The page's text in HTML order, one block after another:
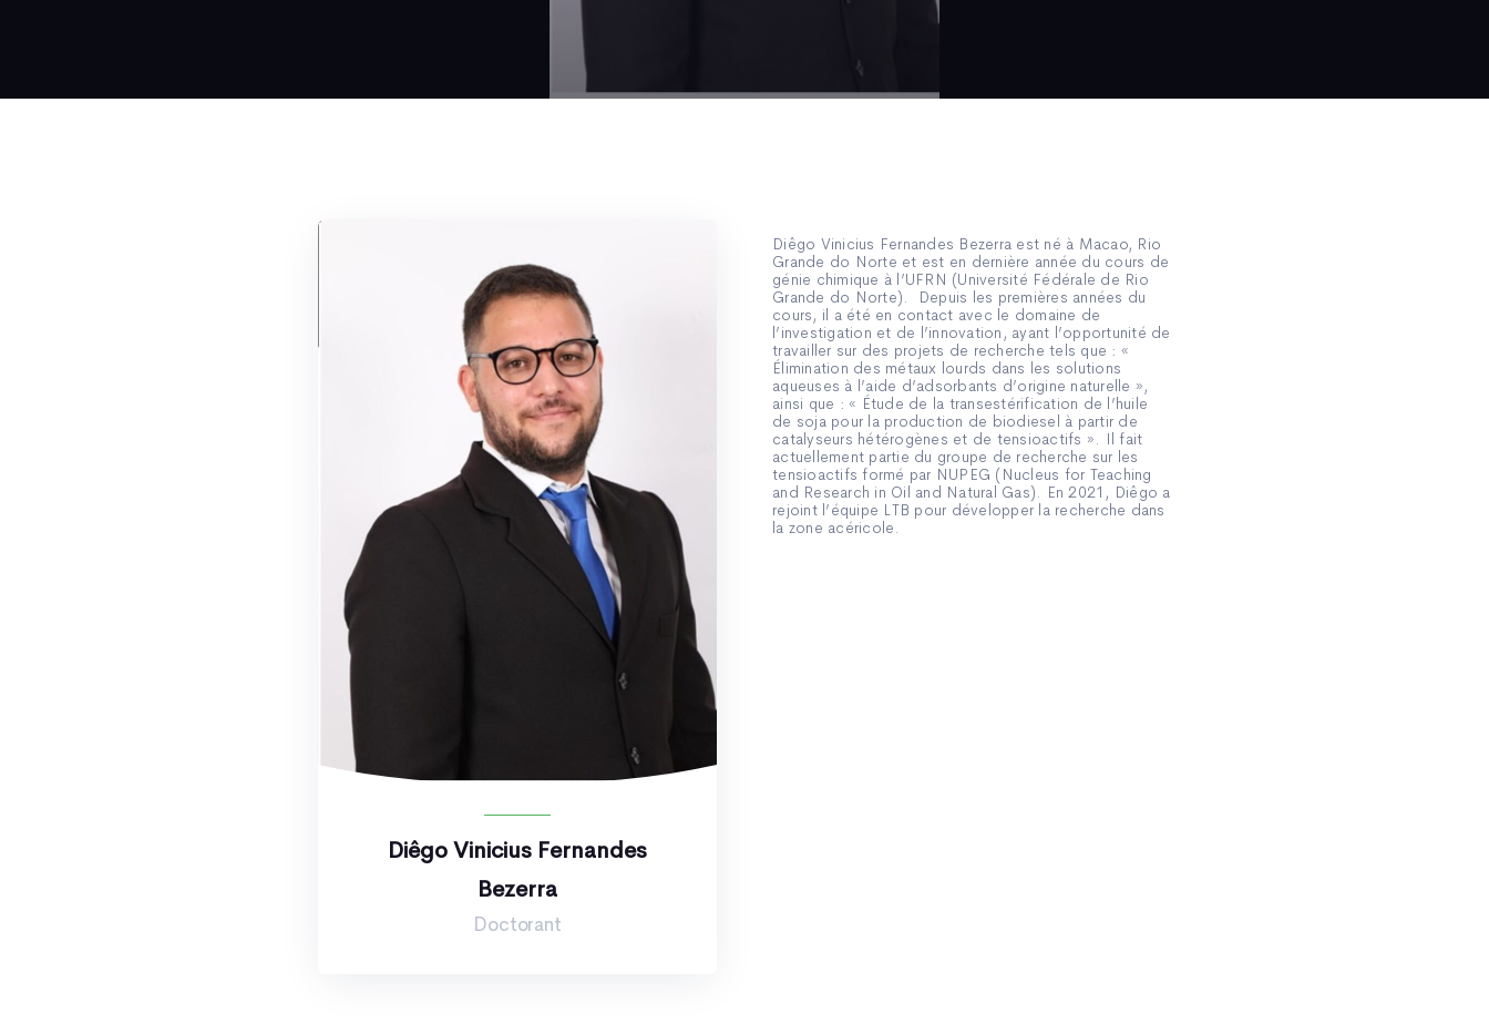
Diêgo Vinicius Fernandes
Bezerra
Doctorant
Diêgo Vinicius Fernandes Bezerra est né à Macao, Rio
Grande do Norte et est en dernière année du cours de
génie chimique à l’UFRN (Université Fédérale de Rio
Grande do Norte). Depuis les premières années du
cours, il a été en contact avec le domaine de
l’investigation et de l’innovation, ayant l’opportunité de
travailler sur des projets de recherche tels que : «
Élimination des métaux lourds dans les solutions
aqueuses à l’aide d’adsorbants d’origine naturelle »,
ainsi que : « Étude de la transestérification de l’huile
de soja pour la production de biodiesel à partir de
catalyseurs hétérogènes et de tensioactifs ». Il fait
actuellement partie du groupe de recherche sur les
tensioactifs formé par NUPEG (Nucleus for Teaching
and Research in Oil and Natural Gas). En 2021, Diêgo a
rejoint l’équipe LTB pour développer la recherche dans
la zone acéricole.